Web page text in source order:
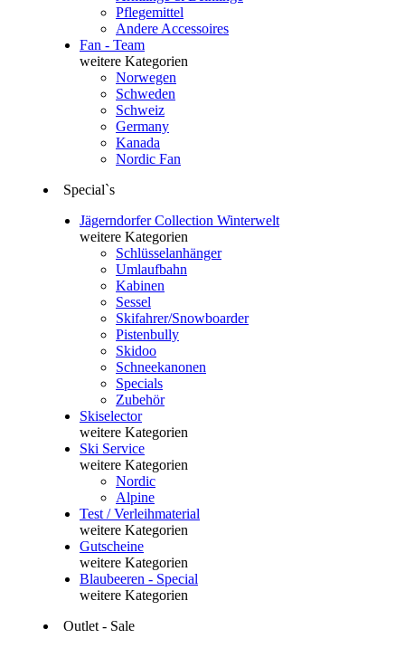
Pflegemittel
Andere Accessoires
Fan - Team
weitere Kategorien
Norwegen
Schweden
Schweiz
Germany
Kanada
Nordic Fan
Special`s
Jägerndorfer Collection Winterwelt
weitere Kategorien
Schlüsselanhänger
Umlaufbahn
Kabinen
Sessel
Skifahrer/Snowboarder
Pistenbully
Skidoo
Schneekanonen
Specials
Zubehör
Skiselector
weitere Kategorien
Ski Service
weitere Kategorien
Nordic
Alpine
Test / Verleihmaterial
weitere Kategorien
Gutscheine
weitere Kategorien
Blaubeeren - Special
weitere Kategorien
Outlet - Sale